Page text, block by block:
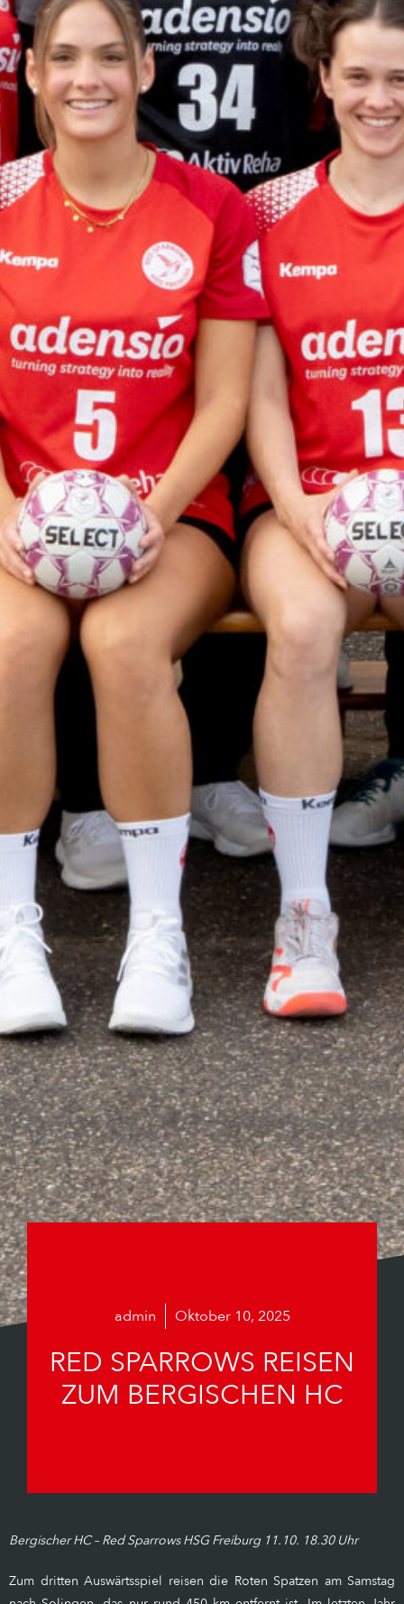
admin Oktober 10, 2025
RED SPARROWS REISEN
ZUM BERGISCHEN HC
Bergischer HC – Red Sparrows HSG Freiburg 11.10. 18.30 Uhr
Zum dritten Auswärtsspiel reisen die Roten Spatzen am Samstag